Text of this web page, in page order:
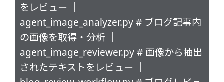
をレビュー ├──
agent_image_analyzer.py # ブログ記事内
の画像を取得・分析 ├──
agent_image_reviewer.py # 画像から抽出
されたテキストをレビュー ├──